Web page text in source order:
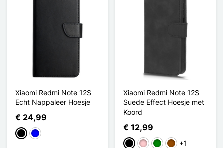
Xiaomi Redmi Note 12S
Echt Nappaleer Hoesje
€ 24,99
ZwartBlauw
Xiaomi Redmi Note 12S
Suede Effect Hoesje met
Koord
€ 12,99
ZwartRozeGroenBruin+1